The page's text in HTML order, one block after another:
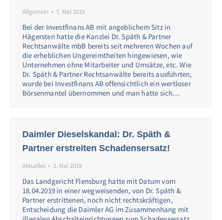
Allgemein 7. Mai 2019
Bei der Investfinans AB mit angeblichem Sitz in
Hägersten hatte die Kanzlei Dr. Späth & Partner
Rechtsanwälte mbB bereits seit mehreren Wochen auf
die erheblichen Ungereimtheiten hingewiesen, wie
Unternehmen ohne Mitarbeiter und Umsätze, etc. Wie
Dr. Späth & Partner Rechtsanwälte bereits ausführten,
wurde bei Investfinans AB offensichtlich ein wertloser
Börsenmantel übernommen und man hatte sich…
Daimler Dieselskandal: Dr. Späth &
Partner erstreiten Schadensersatz!
Aktuelles 3. Mai 2019
Das Landgericht Flensburg hatte mit Datum vom
18.04.2019 in einer wegweisenden, von Dr. Späth &
Partner erstrittenen, noch nicht rechtskräftigen,
Entscheidung die Daimler AG im Zusammenhang mit